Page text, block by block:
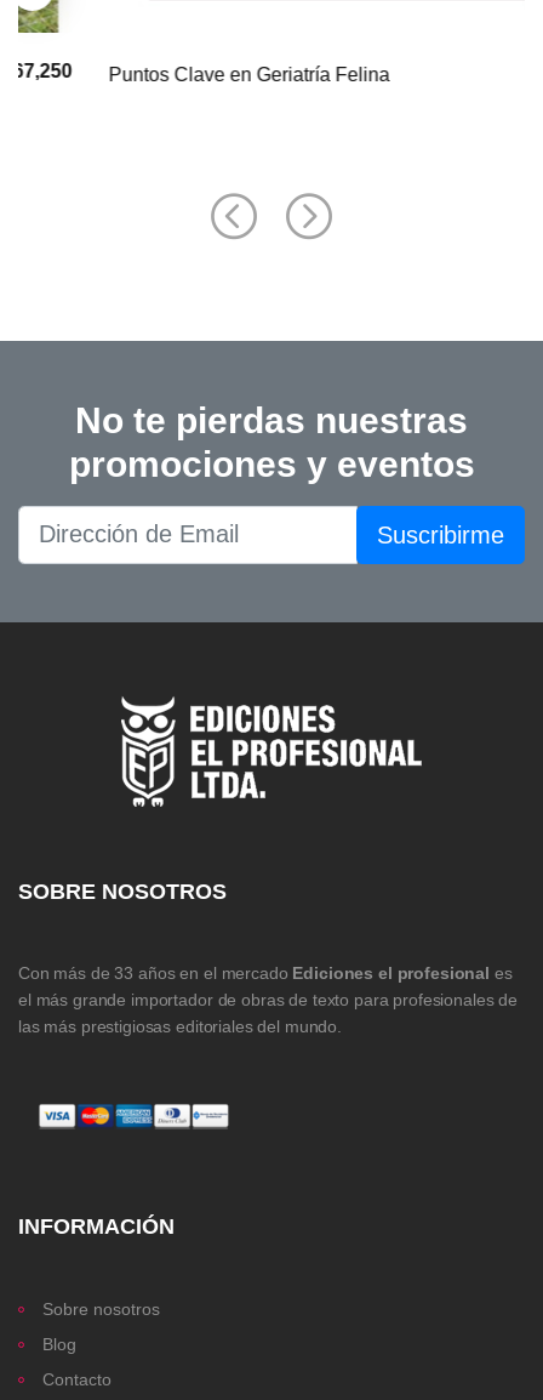
Puntos Clave en Geriatría Felina
No te pierdas nuestras
promociones y eventos
Suscribirme
SOBRE NOSOTROS
Con más de 33 años en el mercado Ediciones el profesional es
el más grande importador de obras de texto para profesionales de
las más prestigiosas editoriales del mundo.
INFORMACIÓN
Sobre nosotros
Blog
Contacto